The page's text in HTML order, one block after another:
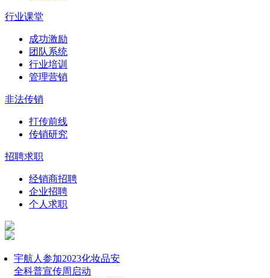
行业课堂
成功激励
团队系统
行业培训
管理营销
非法传销
打传前线
传销研究
招聘求职
经销商招聘
企业招聘
个人求职
宇航人参加2023化妆品安
全科普宣传周启动